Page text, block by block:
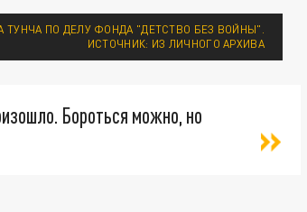
ПО ДЕЛУ ФОНДА "ДЕТСТВО БЕЗ ВОЙНЫ".
ИСТОЧНИК: ИЗ ЛИЧНОГО АРХИВА
Бороться можно, но